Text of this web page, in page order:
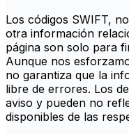
Los códigos SWIFT,
otra información
página son solo para
Aunque nos
no garantiza que la
libre de errores. Los
aviso y pueden no
disponibles de las